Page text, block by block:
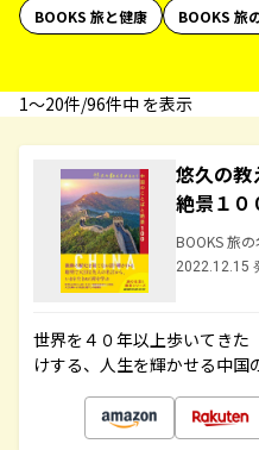
BOOKS 旅と健康
BOOKS 旅
1〜20件/96件中 を表示
悠久の教
絶景１０
BOOKS 旅
2022.12.15
世界を４０年以上歩いてきた
けする、人生を輝かせる中国